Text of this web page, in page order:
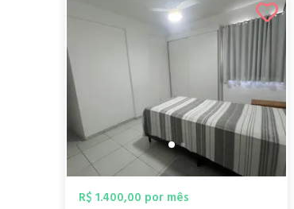
R$ 1.400,00 por mês